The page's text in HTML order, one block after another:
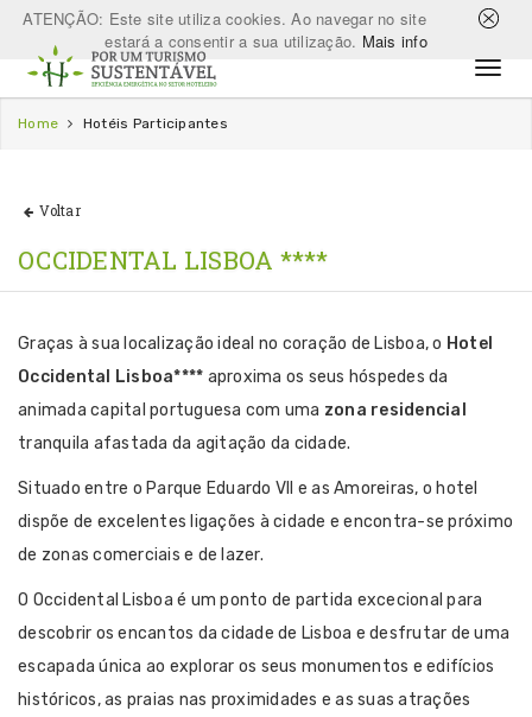
ATENÇÃO: Este site utiliza cookies. Ao navegar no site
estará a consentir a sua utilização. Mais info
Home Hotéis Participantes
Voltar
OCCIDENTAL LISBOA ****
Graças à sua localização ideal no coração de Lisboa, o Hotel
Occidental Lisboa**** aproxima os seus hóspedes da
animada capital portuguesa com uma zona residencial
tranquila afastada da agitação da cidade.
Situado entre o Parque Eduardo VII e as Amoreiras, o hotel
dispõe de excelentes ligações à cidade e encontra-se próximo
de zonas comerciais e de lazer.
O Occidental Lisboa é um ponto de partida excecional para
descobrir os encantos da cidade de Lisboa e desfrutar de uma
escapada única ao explorar os seus monumentos e edifícios
históricos, as praias nas proximidades e as suas atrações